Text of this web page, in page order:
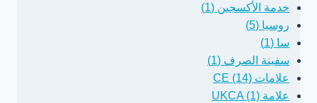
خدمة الأكسجين (1)
روسيا (5)
سا (1)
سفينة الصرف (1)
علامات CE (14)
علامة UKCA (1)